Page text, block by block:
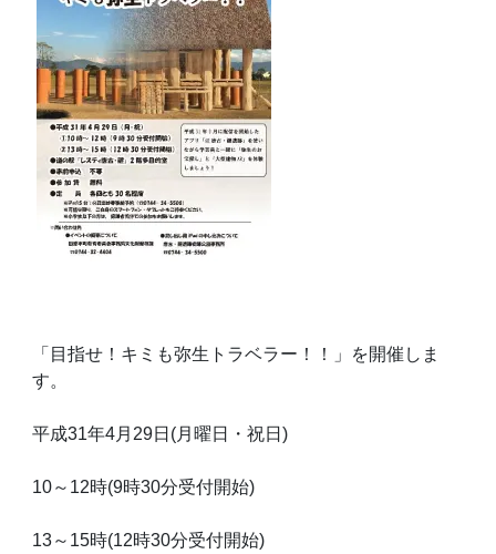
「目指せ！キミも弥生トラベラー！！」を開催しま
す。
平成31年4月29日(月曜日・祝日)
10～12時(9時30分受付開始)
13～15時(12時30分受付開始)